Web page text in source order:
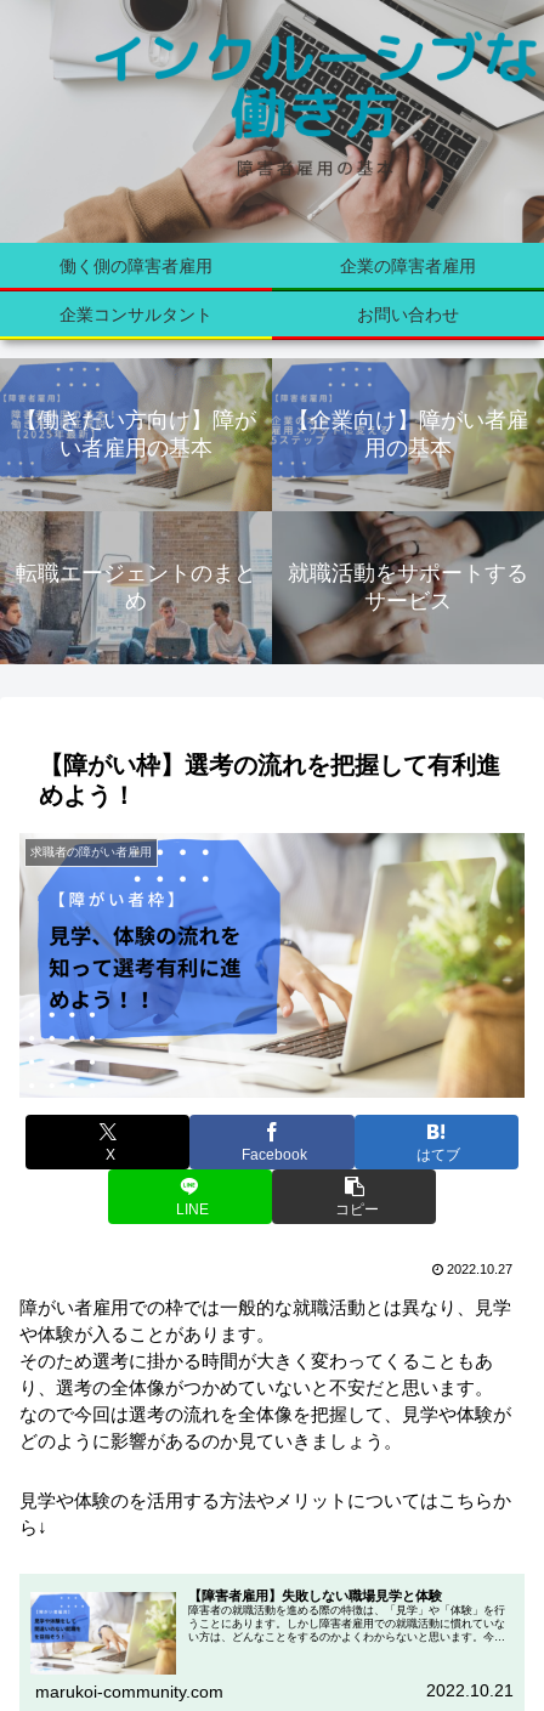
働く側の障害者雇用 企業の障害者雇用
企業コンサルタント お問い合わせ
【働きたい方向け】障が
い者雇用の基本
【企業向け】障がい者雇
用の基本
転職エージェントのまと
め
就職活動をサポートする
サービス
【障がい枠】選考の流れを把握して有利進
めよう！
求職者の障がい者雇用
X Facebook はてブ
LINE コピー
2022.10.27
障がい者雇用での枠では一般的な就職活動とは異なり、見学
や体験が入ることがあります。
そのため選考に掛かる時間が大きく変わってくることもあ
り、選考の全体像がつかめていないと不安だと思います。
なので今回は選考の流れを全体像を把握して、見学や体験が
どのように影響があるのか見ていきましょう。
見学や体験のを活用する方法やメリットについてはこちらか
ら↓
【障害者雇用】失敗しない職場見学と体験
障害者の就職活動を進める際の特徴は、「見学」や「体験」を行
うことにあります。しかし障害者雇用での就職活動に慣れていな
い方は、どんなことをするのかよくわからないと思います。今回
marukoi-community.com 2022.10.21